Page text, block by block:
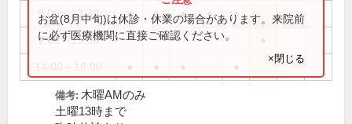
9:00～12:30 ● ● ● ● ●
9:00～13:00
お盆(8月中旬)は休診・休業の場合があります。来院前
に必ず医療機関に直接ご確認ください。
×閉じる
備考: 木曜AMのみ
土曜13時まで